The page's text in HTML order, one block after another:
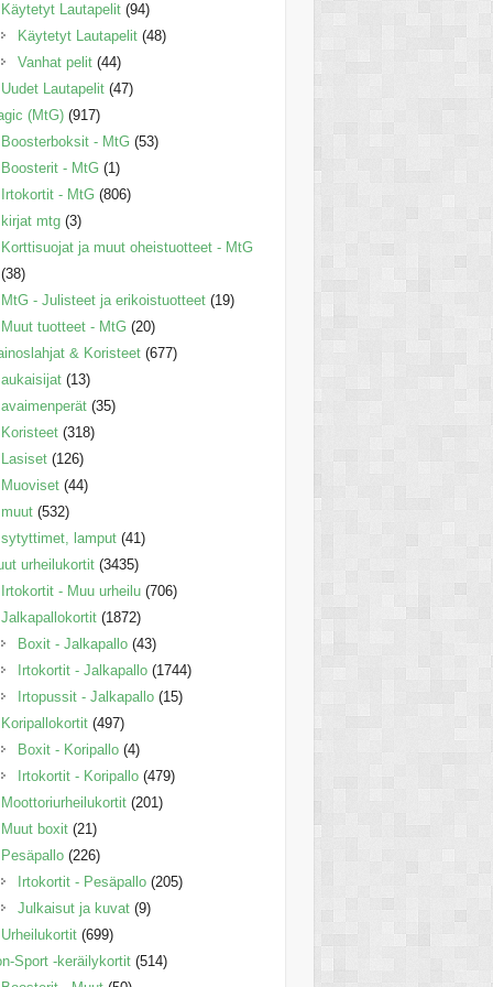
Käytetyt Lautapelit (94)
Käytetyt Lautapelit (48)
Vanhat pelit (44)
Uudet Lautapelit (47)
(MtG) (917)
Boosterboksit - MtG (53)
Boosterit - MtG (1)
Irtokortit - MtG (806)
kirjat mtg (3)
Korttisuojat ja muut oheistuotteet - MtG
(38)
MtG - Julisteet ja erikoistuotteet (19)
Muut tuotteet - MtG (20)
& Koristeet (677)
aukaisijat (13)
avaimenperät (35)
Koristeet (318)
Lasiset (126)
Muoviset (44)
muut (532)
sytyttimet, lamput (41)
urheilukortit (3435)
Irtokortit - Muu urheilu (706)
Jalkapallokortit (1872)
Boxit - Jalkapallo (43)
Irtokortit - Jalkapallo (1744)
Irtopussit - Jalkapallo (15)
Koripallokortit (497)
Boxit - Koripallo (4)
Irtokortit - Koripallo (479)
Moottoriurheilukortit (201)
Muut boxit (21)
Pesäpallo (226)
Irtokortit - Pesäpallo (205)
Julkaisut ja kuvat (9)
Urheilukortit (699)
Sport -keräilykortit (514)